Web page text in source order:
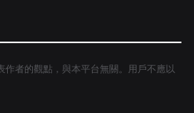
作者的觀點，與本平台無關。用戶不應以